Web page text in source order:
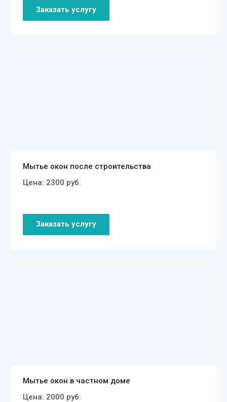
Заказать услугу
Мытье окон после строительства
Цена: 2300 руб.
Заказать услугу
Мытье окон в частном доме
Цена: 2000 руб.